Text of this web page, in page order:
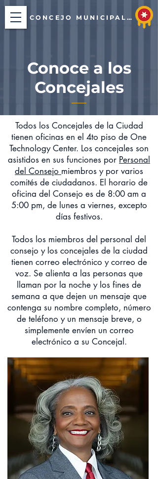
CONCEJO MUNICIPAL DE TULSA
Conoce a los
Concejales
Todos los Concejales de la Ciudad
tienen oficinas en el 4to piso de One
Technology Center. Los concejales son
asistidos en sus funciones por Personal
del Consejo miembros y por varios
comités de ciudadanos. El horario de
oficina del Consejo es de 8:00 am a
5:00 pm, de lunes a viernes, excepto
días festivos.
Todos los miembros del personal del
consejo y los concejales de la ciudad
tienen correo electrónico y correo de
voz. Se alienta a las personas que
llaman por la noche y los fines de
semana a que dejen un mensaje que
contenga su nombre completo, número
de teléfono y un mensaje breve, o
simplemente envíen un correo
electrónico a su Concejal.